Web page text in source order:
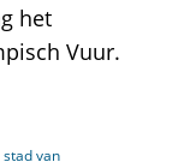
het
Vuur.
van